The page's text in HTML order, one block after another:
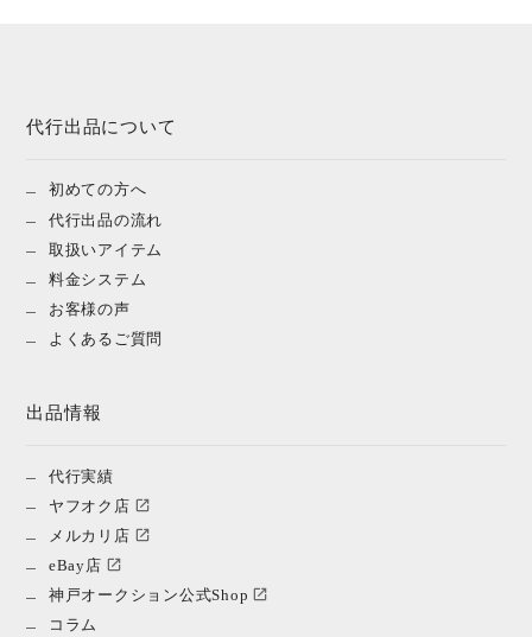
代行出品について
初めての方へ
代行出品の流れ
取扱いアイテム
料金システム
お客様の声
よくあるご質問
出品情報
代行実績
ヤフオク店
メルカリ店
eBay店
神戸オークション公式Shop
コラム